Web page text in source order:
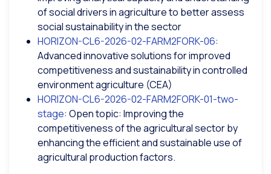
of social drivers in agriculture to better assess
social sustainability in the sector
HORIZON-CL6-2026-02-FARM2FORK-06:
Advanced innovative solutions for improved
competitiveness and sustainability in controlled
environment agriculture (CEA)
HORIZON-CL6-2026-02-FARM2FORK-01-two-
stage: Open topic: Improving the
competitiveness of the agricultural sector by
enhancing the efficient and sustainable use of
agricultural production factors.